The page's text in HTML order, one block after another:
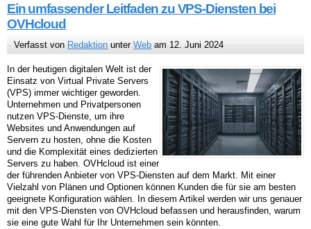
Ein umfassender Leitfaden zu VPS-Diensten bei
OVHcloud
Verfasst von Redaktion unterWeb am 12. Juni 2024
In der heutigen digitalen Welt ist der
Einsatz von Virtual Private Servers
(VPS) immer wichtiger geworden.
Unternehmen und Privatpersonen
nutzen VPS-Dienste, um ihre
Websites und Anwendungen auf
Servern zu hosten, ohne die Kosten
und die Komplexität eines dedizierten
Servers zu haben. OVHcloud ist einer
der führenden Anbieter von VPS-Diensten auf dem Markt. Mit einer
Vielzahl von Plänen und Optionen können Kunden die für sie am besten
geeignete Konfiguration wählen. In diesem Artikel werden wir uns genauer
mit den VPS-Diensten von OVHcloud befassen und herausfinden, warum
sie eine gute Wahl für Ihr Unternehmen sein könnten.